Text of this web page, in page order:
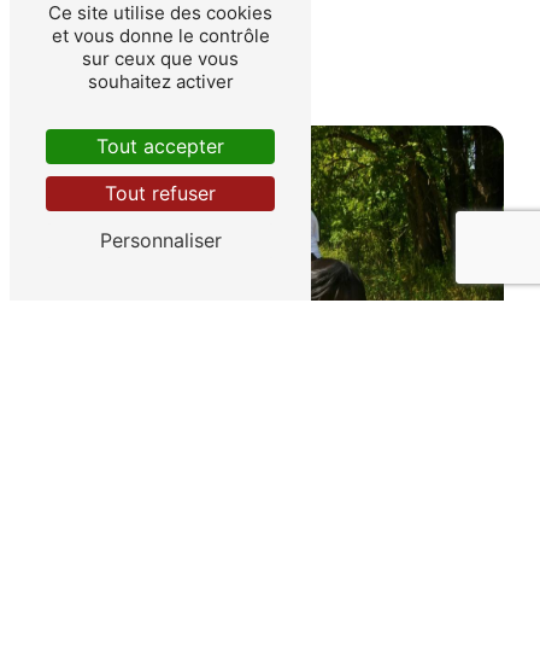
En savoir plus
Ce site utilise des cookies
et vous donne le contrôle
sur ceux que vous
souhaitez activer
Tout accepter
Tout refuser
Personnaliser